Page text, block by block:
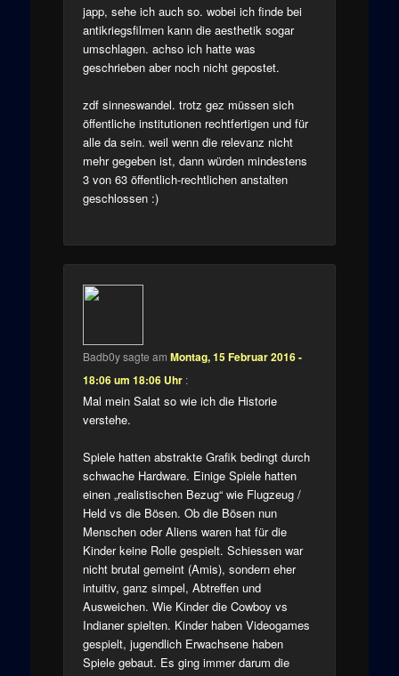
japp, sehe ich auch so. wobei ich finde bei
antikriegsfilmen kann die aesthetik sogar
umschlagen. achso ich hatte was
geschrieben aber noch nicht gepostet.
zdf sinneswandel. trotz gez müssen sich
öffentliche institutionen rechtfertigen und für
alle da sein. weil wenn die relevanz nicht
mehr gegeben ist, dann würden mindestens
3 von 63 öffentlich-rechtlichen anstalten
geschlossen :)
Badb0ysagte am Montag, 15 Februar 2016 -
18:06 um 18:06 Uhr :
Mal mein Salat so wie ich die Historie
verstehe.
Spiele hatten abstrakte Grafik bedingt durch
schwache Hardware. Einige Spiele hatten
einen „realistischen Bezug“ wie Flugzeug /
Held vs die Bösen. Ob die Bösen nun
Menschen oder Aliens waren hat für die
Kinder keine Rolle gespielt. Schiessen war
nicht brutal gemeint (Amis), sondern eher
intuitiv, ganz simpel, Abtreffen und
Ausweichen. Wie Kinder die Cowboy vs
Indianer spielten. Kinder haben Videogames
gespielt, jugendlich Erwachsene haben
Spiele gebaut. Es ging immer darum die